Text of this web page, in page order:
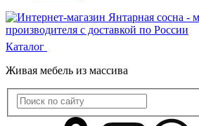
Каталог
Живая мебель из массива